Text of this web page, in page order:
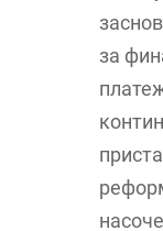
за